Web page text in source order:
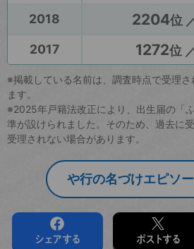
2018
2204位
2017
1272位
※掲載している名前は、調査時点で受理
ます。
※2025年戸籍法改正により、出生届の「
準が設けられました。そのため、過去に
受理されない場合があります。
や行の名づけエピソ
シェアする ポストする